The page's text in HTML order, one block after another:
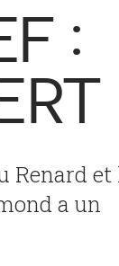
:
Renard et
a un